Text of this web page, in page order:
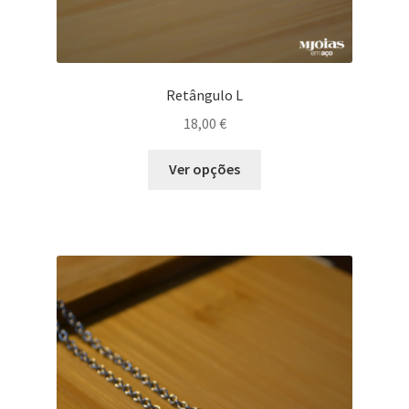
Retângulo L
18,00 €
Ver opções